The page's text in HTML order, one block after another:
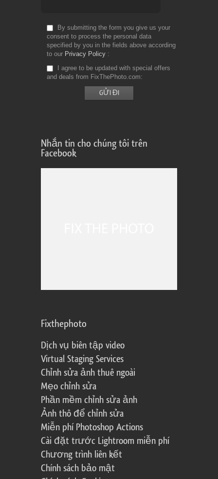
By submitting the form you give us your
consent to process the personal data
specified by you in the fields above according
to our Privacy Policy
I agree to be updated with special offers
and deals from FixThePhoto.com
Nhắn tin cho chúng tôi trên
Facebook
Fixthephoto
Dịch vụ biên tập video
Virtual Staging Services
Chỉnh sửa ảnh thuê ngoài
Mẹo chỉnh sửa
Phần mềm chỉnh sửa ảnh
Ảnh thô để chỉnh sửa
Miễn phí Photoshop Actions
Cài đặt trước Lightroom miễn phí
Chương trình liên kết
Chính sách bảo mật